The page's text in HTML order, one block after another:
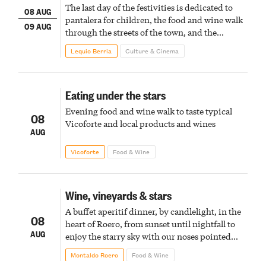
08 AUG
09 AUG
The last day of the festivities is dedicated to
pantalera for children, the food and wine walk
through the streets of the town, and the
fireworks finale
Lequio Berria Culture & Cinema
08
AUG
Eating under the stars
Evening food and wine walk to taste typical
Vicoforte and local products and wines
Vicoforte Food & Wine
08
AUG
Wine, vineyards & stars
A buffet aperitif dinner, by candlelight, in the
heart of Roero, from sunset until nightfall to
enjoy the starry sky with our noses pointed
upward
Montaldo Roero Food & Wine